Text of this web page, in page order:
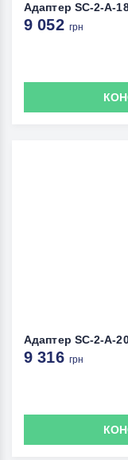
Адаптер SC-2-A-
9 052 грн
Адаптер SC-2-A-
9 316 грн